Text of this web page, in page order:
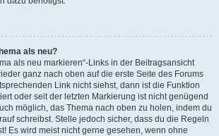
als neu?
als neu markieren“-Links in der Beitragsansicht
ganz nach oben auf die erste Seite des Forums
Link nicht siehst, dann ist die Funktion
oder seit der letzten Markierung ist nicht genügend
möglich, das Thema nach oben zu holen, indem du
schreibst. Stelle jedoch sicher, dass du die Regeln
Es wird meist nicht gerne gesehen, wenn ohne